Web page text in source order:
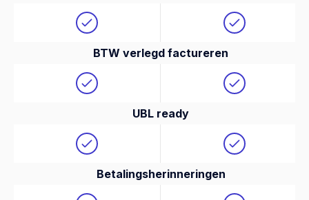
BTW verlegd factureren
UBL ready
Betalingsherinneringen